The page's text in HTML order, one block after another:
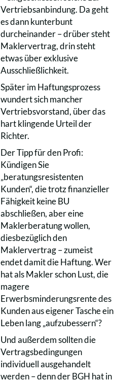
Vertriebsanbindung. Da geht
es dann kunterbunt
durcheinander – drüber steht
Maklervertrag, drin steht
etwas über exklusive
Ausschließlichkeit.
Später im Haftungsprozess
wundert sich mancher
Vertriebsvorstand, über das
hart klingende Urteil der
Richter.
Der Tipp für den Profi:
Kündigen Sie
„beratungsresistenten
Kunden“, die trotz finanzieller
Fähigkeit keine BU
abschließen, aber eine
Maklerberatung wollen,
diesbezüglich den
Maklervertrag – zumeist
endet damit die Haftung. Wer
hat als Makler schon Lust, die
magere
Erwerbsminderungsrente des
Kunden aus eigener Tasche ein
Leben lang „aufzubessern“?
Und außerdem sollten die
Vertragsbedingungen
individuell ausgehandelt
werden – denn der BGH hat in